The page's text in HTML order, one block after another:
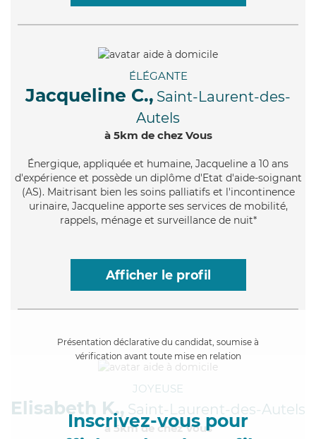
ÉLÉGANTE
Jacqueline C., Saint-Laurent-des-
Autels
à 5km de chez Vous
Énergique, appliquée et humaine, Jacqueline a 10 ans
d'expérience et possède un diplôme d'Etat d'aide-soignant
(AS). Maitrisant bien les soins palliatifs et l'incontinence
urinaire, Jacqueline apporte ses services de mobilité,
rappels, ménage et surveillance de nuit*
Afficher le profil
Présentation déclarative du candidat, soumise à
vérification avant toute mise en relation
Inscrivez-vous pour
JOYEUSE
Elisabeth K., Saint-Laurent-des-Autels
à 5km de chez Vous